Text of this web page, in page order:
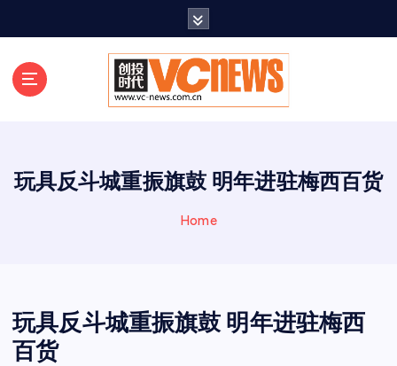
玩具反斗城重振旗鼓 明年进驻梅西百货
Home
玩具反斗城重振旗鼓 明年进驻梅西
百货